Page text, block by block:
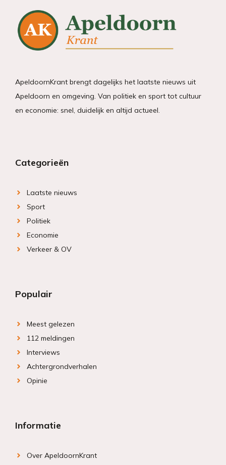
ApeldoornKrant brengt dagelijks het laatste nieuws uit
Apeldoorn en omgeving. Van politiek en sport tot cultuur
en economie: snel, duidelijk en altijd actueel.
Categorieën
Laatste nieuws
Sport
Politiek
Economie
Verkeer & OV
Populair
Meest gelezen
112 meldingen
Interviews
Achtergrondverhalen
Opinie
Informatie
Over ApeldoornKrant